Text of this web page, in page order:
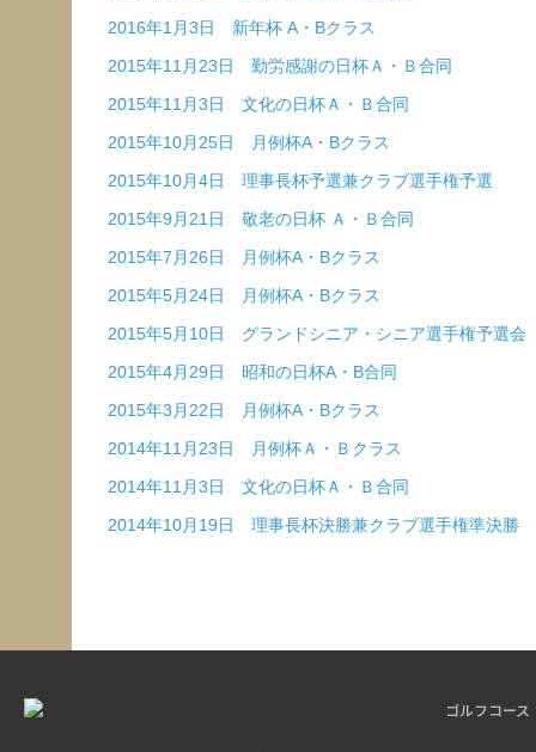
2016年1月3日 新年杯 A・Bクラス
2015年11月23日 勤労感謝の日杯Ａ・Ｂ合同
2015年11月3日 文化の日杯Ａ・Ｂ合同
2015年10月25日 月例杯A・Bクラス
2015年10月4日 理事長杯予選兼クラブ選手権予選
2015年9月21日 敬老の日杯 Ａ・Ｂ合同
2015年7月26日 月例杯A・Bクラス
2015年5月24日 月例杯A・Bクラス
2015年5月10日 グランドシニア・シニア選手権予選会
2015年4月29日 昭和の日杯A・B合同
2015年3月22日 月例杯A・Bクラス
2014年11月23日 月例杯Ａ・Ｂクラス
2014年11月3日 文化の日杯Ａ・Ｂ合同
2014年10月19日 理事長杯決勝兼クラブ選手権準決勝
ゴルフコース